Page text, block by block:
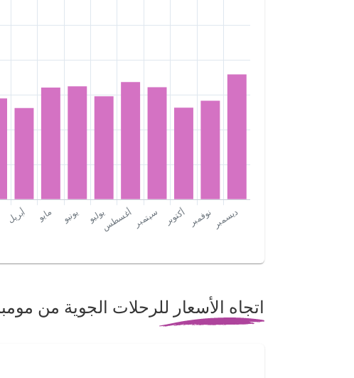
اتجاه الأسعار للرحلات الجوية من